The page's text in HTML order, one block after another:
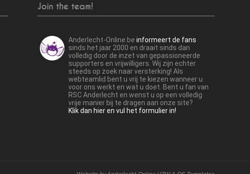
Join the team!
Anderlecht-Online.be informeert de fans
sinds het jaar 2000 en draait sinds dan
volledig door de inzet van gepassioneerde
supporters en vrijwilligers. Wij zijn echter
steeds op zoek naar versterking! Als
webteamlid bent u vrij te kiezen wanneer u
voor ons werkt en wat u doet. Bent u fan van
RSC Anderlecht en wenst u op een volledig
vrije manier bij te dragen aan onze site?
Klik dan hier en vul het formulier in!